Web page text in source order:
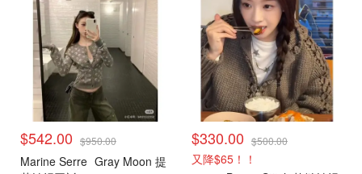
$542.00 $950.00
Marine Serre Gray Moon 提
$330.00 $500.00
又降$65！！